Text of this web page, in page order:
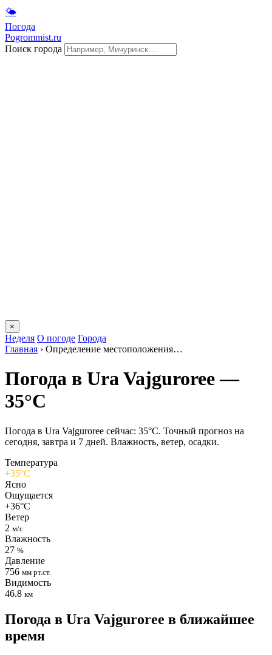
🌤
Погода
Pogrommist.ru
Поиск города
×
Неделя О погоде Города
Главная › Определение местоположения…
Погода в Ura Vajguroreе —
35°C
Погода в Ura Vajguroreе сейчас: 35°C. Точный прогноз на
сегодня, завтра и 7 дней. Влажность, ветер, осадки.
Температура
+35°C
Ясно
Ощущается
+36°C
Ветер
2 м/с
Влажность
27 %
Давление
756 мм рт.ст.
Видимость
46.8 км
Погода в Ura Vajguroreе в ближайшее
время